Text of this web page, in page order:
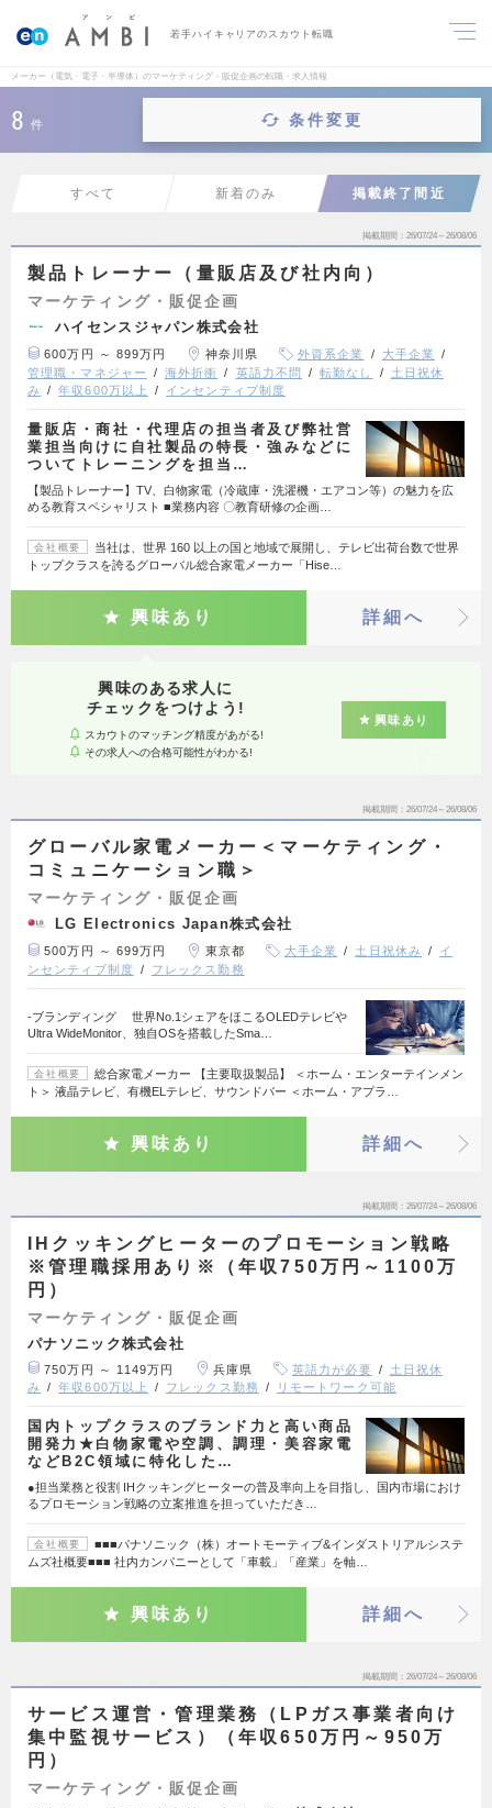
若手ハイキャリアのスカウト転職
メーカー（電気・電子・半導体）のマーケティング・販促企画の転職・求人情報
8 件 条件変更
すべて 新着のみ 掲載終了間近
掲載期間 26/07/24～26/08/06
製品トレーナー（量販店及び社内向）
マーケティング・販促企画
ハイセンスジャパン株式会社
600万円 ～ 899万円 神奈川県 外資系企業
大手企業
管理職・マネジャー
海外折衝 英語力不問 転勤なし
土日祝休
み
年収600万以上 インセンティブ制度
量販店・商社・代理店の担当者及び弊社営
業担当向けに自社製品の特長・強みなどに
ついてトレーニングを担当…
【製品トレーナー】TV、白物家電（冷蔵庫・洗濯機・エアコン等）の魅力を広
める教育スペシャリスト ■業務内容 〇教育研修の企画…
会社概要
当社は、世界 160 以上の国と地域で展開し、テレビ出荷台数で世界
トップクラスを誇るグローバル総合家電メーカー「Hise…
興味あり 詳細へ
興味のある求人に
チェックをつけよう!
スカウトのマッチング精度があがる!
その求人への合格可能性がわかる!
興味あり
掲載期間 26/07/24～26/08/06
グローバル家電メーカー＜マーケティング・
コミュニケーション職＞
マーケティング・販促企画
LG Electronics Japan株式会社
500万円 ～ 699万円 東京都 大手企業 土日祝休み
イ
ンセンティブ制度
フレックス勤務
-ブランディング 世界No.1シェアをほこるOLEDテレビや
Ultra WideMonitor、独自OSを搭載したSma…
会社概要
総合家電メーカー 【主要取扱製品】 ＜ホーム・エンターテインメン
ト＞ 液晶テレビ、有機ELテレビ、サウンドバー ＜ホーム・アプラ…
興味あり 詳細へ
掲載期間 26/07/24～26/08/06
IHクッキングヒーターのプロモーション戦略
※管理職採用あり※（年収750万円～1100万
円）
マーケティング・販促企画
パナソニック株式会社
750万円 ～ 1149万円 兵庫県 英語力が必要
土日祝休
み
年収600万以上 フレックス勤務 リモートワーク可能
国内トップクラスのブランド力と高い商品
開発力★白物家電や空調、調理・美容家電
などB2C領域に特化した…
●担当業務と役割 IHクッキングヒーターの普及率向上を目指し、国内市場におけ
るプロモーション戦略の立案推進を担っていただき…
会社概要
■■■パナソニック（株）オートモーティブ&インダストリアルシステ
ムズ社概要■■■ 社内カンパニーとして「車載」「産業」を軸…
興味あり 詳細へ
掲載期間 26/07/24～26/08/06
サービス運営・管理業務（LPガス事業者向け
集中監視サービス）（年収650万円～950万
円）
マーケティング・販促企画